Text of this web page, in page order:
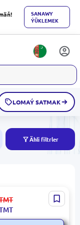
SANAWY
ÝÜKLEMEK
LOMAÝ SATMAK
Ähli filtrler
|
Ak